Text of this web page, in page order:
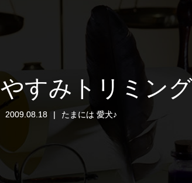
すみトリミング
2009.08.18 たまには 愛犬♪